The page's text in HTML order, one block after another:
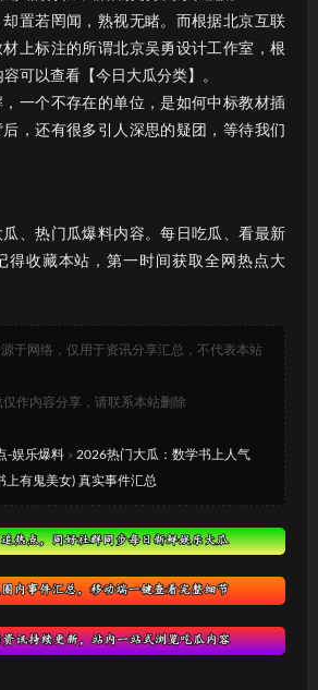
置若罔闻，熟视无睹。而根据北京互联
上标注的所谓北京吴勇设计工作室，根
可以查看【今日大瓜分类】。
一个不存在的单位，是如何中标教材插
，还有很多引人深思的疑团，等待我们
、热门瓜爆料内容。每日吃瓜、看最新
得收藏本站，第一时间获取全网热点大
于网络，仅用于资讯分享汇总，不代表本站
作内容分享，请联系本站删除
-娱乐爆料 » 2026热门大瓜：数学书上人气
上有鬼美女) 真实事件汇总